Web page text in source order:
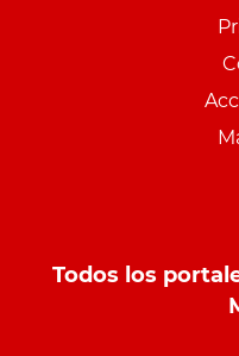
Todos los